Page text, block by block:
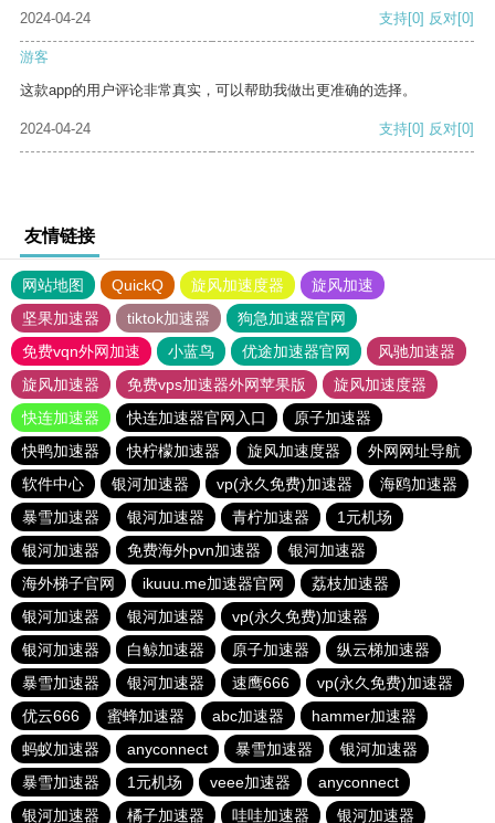
2024-04-24 支持[0] 反对[0]
游客
这款app的用户评论非常真实，可以帮助我做出更准确的选择。
2024-04-24 支持[0] 反对[0]
友情链接
网站地图 QuickQ 旋风加速度器
旋风加速
坚果加速器
tiktok加速器
狗急加速器官网
免费vqn外网加速
小蓝鸟 优途加速器官网
风驰加速器
旋风加速器
免费vps加速器外网苹果版
旋风加速度器
快连加速器
快连加速器官网入口
原子加速器
快鸭加速器
快柠檬加速器 旋风加速度器
外网网址导航
软件中心
银河加速器 vp(永久免费)加速器
海鸥加速器
暴雪加速器
银河加速器 青柠加速器
1元机场
银河加速器
免费海外pvn加速器
银河加速器
海外梯子官网
ikuuu.me加速器官网
荔枝加速器
银河加速器
银河加速器
vp(永久免费)加速器
银河加速器
白鲸加速器 原子加速器
纵云梯加速器
暴雪加速器
银河加速器 速鹰666
vp(永久免费)加速器
优云666
蜜蜂加速器 abc加速器
hammer加速器
蚂蚁加速器
anyconnect 暴雪加速器
银河加速器
暴雪加速器
1元机场 veee加速器
anyconnect
银河加速器
橘子加速器 哇哇加速器 银河加速器